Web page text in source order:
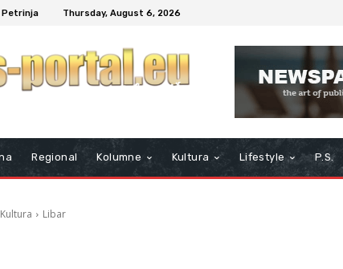
Petrinja Thursday, August 6, 2026
Regional Kolumne Kultura Lifestyle P.S.
Kultura Libar